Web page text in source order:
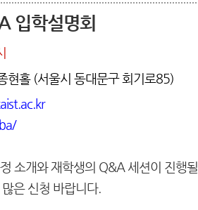
입학설명회
현홀 (서울시 동대문구 회기로85)
소개와 재학생의 Q&A 세션이 진행될
은 신청 바랍니다.